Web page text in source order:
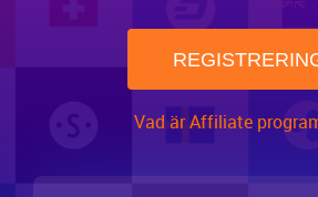
Vad är Affiliate